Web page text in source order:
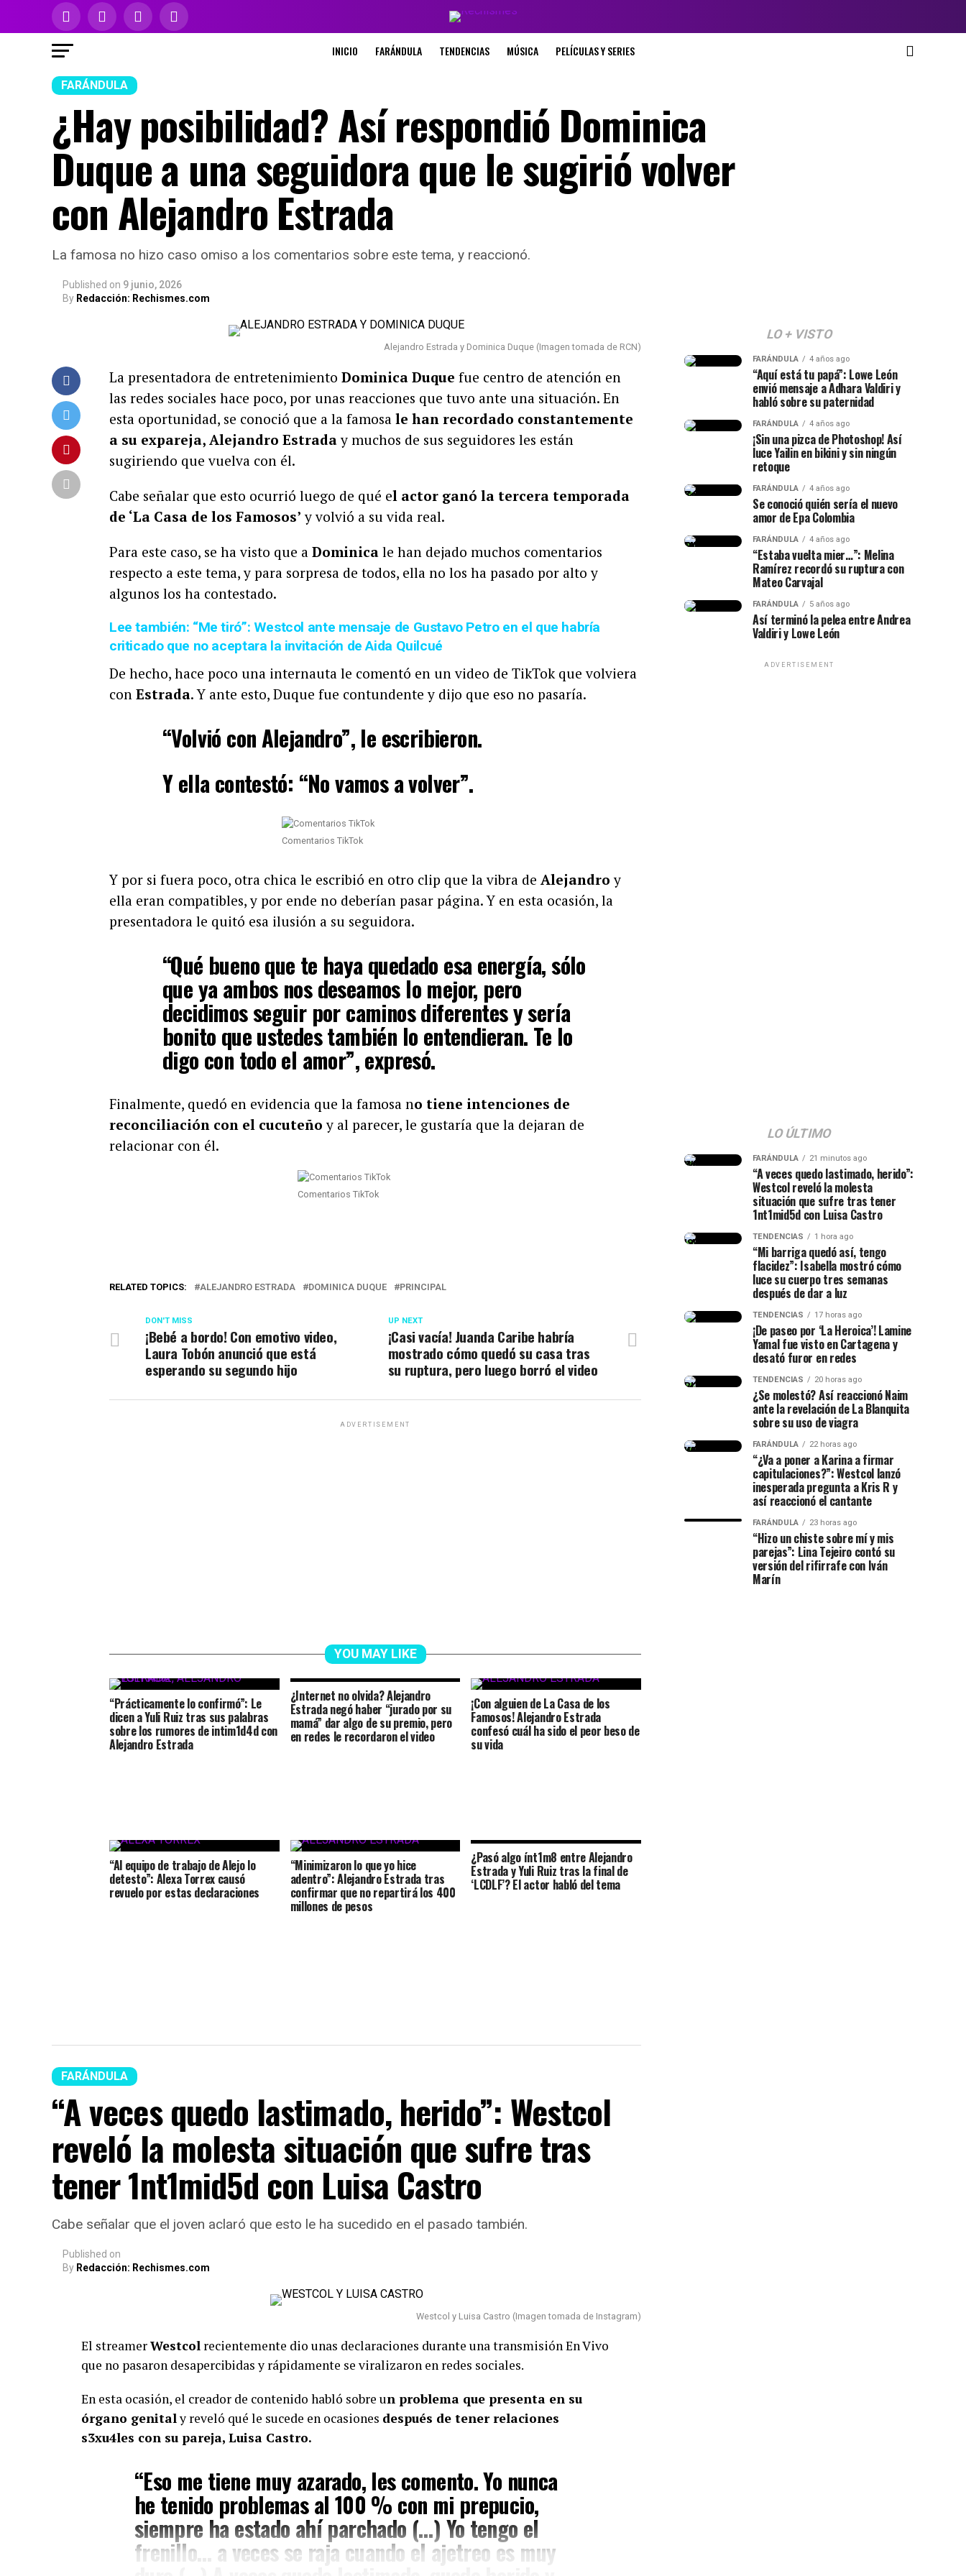
INICIO FARÁNDULA TENDENCIAS MÚSICA PELÍCULAS Y SERIES
FARÁNDULA
¿Hay posibilidad? Así respondió Dominica
Duque a una seguidora que le sugirió volver
con Alejandro Estrada
La famosa no hizo caso omiso a los comentarios sobre este tema, y reaccionó.
Published on 9 junio, 2026
By Redacción: Rechismes.com
Alejandro Estrada y Dominica Duque (Imagen tomada de RCN)
La presentadora de entretenimiento Dominica Duque fue centro de atención en
las redes sociales hace poco, por unas reacciones que tuvo ante una situación. En
esta oportunidad, se conoció que a la famosa le han recordado constantemente
a su expareja, Alejandro Estraday muchos de sus seguidores les están
sugiriendo que vuelva con él.
Cabe señalar que esto ocurrió luego de qué el actor ganó la tercera temporada
de ‘La Casa de los Famosos’ y volvió a su vida real.
Para este caso, se ha visto que a Dominica le han dejado muchos comentarios
respecto a este tema, y para sorpresa de todos, ella no los ha pasado por alto y
algunos los ha contestado.
Lee también: “Me tiró”: Westcol ante mensaje de Gustavo Petro en el que habría
criticado que no aceptara la invitación de Aida Quilcué
De hecho, hace poco una internauta le comentó en un video de TikTok que volviera
con Estrada. Y ante esto, Duque fue contundente y dijo que eso no pasaría.
“Volvió con Alejandro”, le escribieron.
Y ella contestó: “No vamos a volver”.
Comentarios TikTok
Y por si fuera poco, otra chica le escribió en otro clip que la vibra de Alejandro y
ella eran compatibles, y por ende no deberían pasar página. Y en esta ocasión, la
presentadora le quitó esa ilusión a su seguidora.
“Qué bueno que te haya quedado esa energía, sólo
que ya ambos nos deseamos lo mejor, pero
decidimos seguir por caminos diferentes y sería
bonito que ustedes también lo entendieran. Te lo
digo con todo el amor”, expresó.
Finalmente, quedó en evidencia que la famosa no tiene intenciones de
reconciliación con el cucuteño y al parecer, le gustaría que la dejaran de
relacionar con él.
Comentarios TikTok
RELATED TOPICS: ALEJANDRO ESTRADA DOMINICA DUQUE PRINCIPAL
UP NEXT
¡Casi vacía! Juanda Caribe habría
mostrado cómo quedó su casa tras
su ruptura, pero luego borró el video
DON'T MISS
¡Bebé a bordo! Con emotivo video,
Laura Tobón anunció que está
esperando su segundo hijo
ADVERTISEMENT
YOU MAY LIKE
“Prácticamente lo confirmó”: Le
dicen a Yuli Ruiz tras sus palabras
sobre los rumores de intim1d4d con
Alejandro Estrada
¿Internet no olvida? Alejandro
Estrada negó haber “jurado por su
mamá” dar algo de su premio, pero
en redes le recordaron el video
¡Con alguien de La Casa de los
Famosos! Alejandro Estrada
confesó cuál ha sido el peor beso de
su vida
“Al equipo de trabajo de Alejo lo
detesto”: Alexa Torrex causó
revuelo por estas declaraciones
“Minimizaron lo que yo hice
adentro”: Alejandro Estrada tras
confirmar que no repartirá los 400
millones de pesos
¿Pasó algo ínt1m8 entre Alejandro
Estrada y Yuli Ruiz tras la final de
‘LCDLF’? El actor habló del tema
FARÁNDULA
“A veces quedo lastimado, herido”: Westcol
reveló la molesta situación que sufre tras
tener 1nt1mid5d con Luisa Castro
Cabe señalar que el joven aclaró que esto le ha sucedido en el pasado también.
Published on
By Redacción: Rechismes.com
Westcol y Luisa Castro (Imagen tomada de Instagram)
El streamerWestcol recientemente dio unas declaraciones durante una transmisión En Vivo
que no pasaron desapercibidas y rápidamente se viralizaron en redes sociales.
En esta ocasión, el creador de contenido habló sobre un problema que presenta en su
órgano genitaly reveló qué le sucede en ocasiones después de tener relaciones
s3xu4les con su pareja, Luisa Castro.
“Eso me tiene muy azarado, les comento. Yo nunca
he tenido problemas al 100 % con mi prepucio,
siempre ha estado ahí parchado (…) Yo tengo el
frenillo… a veces se raja cuando el ajetreo es muy
LO + VISTO
FARÁNDULA 4 años ago
“Aquí está tu papá”: Lowe León
envió mensaje a Adhara Valdiri y
habló sobre su paternidad
FARÁNDULA 4 años ago
¡Sin una pizca de Photoshop! Así
luce Yailin en bikini y sin ningún
retoque
FARÁNDULA 4 años ago
Se conoció quién sería el nuevo
amor de Epa Colombia
FARÁNDULA 4 años ago
“Estaba vuelta mier…”: Melina
Ramírez recordó su ruptura con
Mateo Carvajal
FARÁNDULA 5 años ago
Así terminó la pelea entre Andrea
Valdiri y Lowe León
ADVERTISEMENT
LO ÚLTIMO
FARÁNDULA 21 minutos ago
“A veces quedo lastimado, herido”:
Westcol reveló la molesta
situación que sufre tras tener
1nt1mid5d con Luisa Castro
TENDENCIAS 1 hora ago
“Mi barriga quedó así, tengo
flacidez”: Isabella mostró cómo
luce su cuerpo tres semanas
después de dar a luz
TENDENCIAS 17 horas ago
¡De paseo por ‘La Heroica’! Lamine
Yamal fue visto en Cartagena y
desató furor en redes
TENDENCIAS 20 horas ago
¿Se molestó? Así reaccionó Naim
ante la revelación de La Blanquita
sobre su uso de viagra
FARÁNDULA 22 horas ago
“¿Va a poner a Karina a firmar
capitulaciones?”: Westcol lanzó
inesperada pregunta a Kris R y
así reaccionó el cantante
FARÁNDULA 23 horas ago
“Hizo un chiste sobre mí y mis
parejas”: Lina Tejeiro contó su
versión del rifirrafe con Iván
Marín